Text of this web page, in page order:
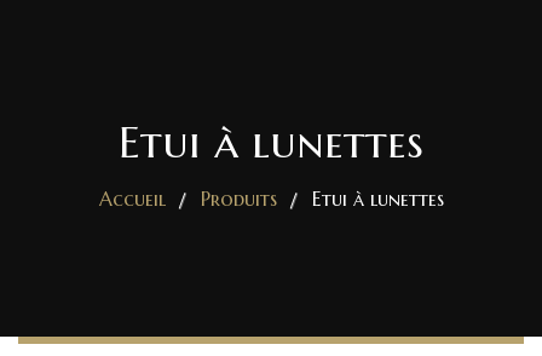
Etui à lunettes
Accueil Produits Etui à lunettes